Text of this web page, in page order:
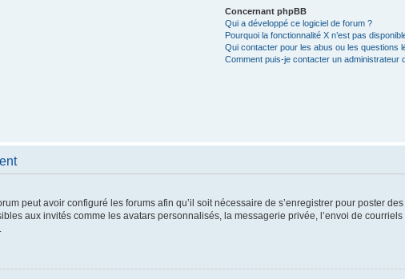
Concernant phpBB
Qui a développé ce logiciel de forum ?
Pourquoi la fonctionnalité X n’est pas
Qui contacter pour les abus ou les questions
Comment puis-je contacter un administrateur
peut avoir configuré les forums afin qu’il soit nécessaire de s’enregistrer pour poster
aux invités comme les avatars personnalisés, la messagerie privée, l’envoi de